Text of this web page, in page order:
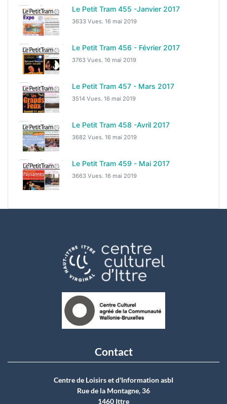
Le Petit Tram 455 -Janvier 2017
3633 Vues. 16 mai 2019
Le Petit Tram 456 - Février 2017
3763 Vues. 16 mai 2019
Le Petit Tram 457 - Mars 2017
3514 Vues. 16 mai 2019
Le Petit Tram 458 -Avril 2017
3682 Vues. 16 mai 2019
Le Petit Tram 459 - Mai 2017
3663 Vues. 16 mai 2019
Contact
Centre de Loisirs et d'Information asbI
Rue de la Montagne, 36
1460 Ittre